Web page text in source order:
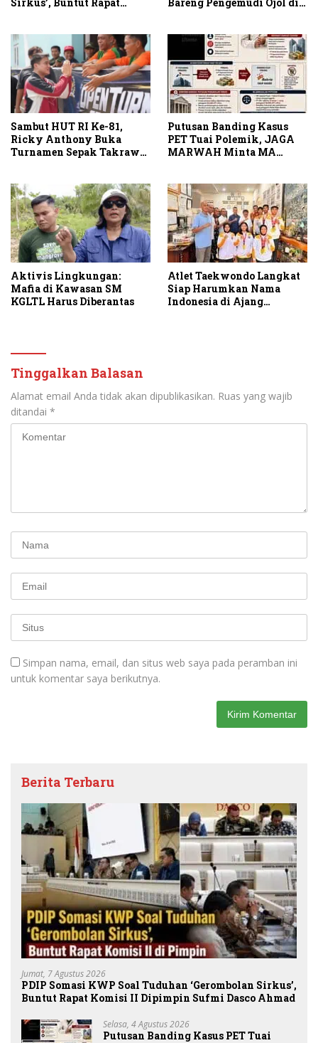
Sambut HUT RI Ke-81,
Ricky Anthony Buka
Turnamen Sepak Takraw
Putusan Banding Kasus
PET Tuai Polemik, JAGA
MARWAH Minta MA
Aktivis Lingkungan:
Mafia di Kawasan SM
KGLTL Harus Diberantas
Atlet Taekwondo Langkat
Siap Harumkan Nama
Indonesia di Ajang
Tinggalkan Balasan
Alamat email Anda tidak akan dipublikasikan. Ruas yang wajib
ditandai *
Simpan nama, email, dan situs web saya pada peramban ini
untuk komentar saya berikutnya.
Berita Terbaru
Jumat, 7 Agustus 2026
PDIP Somasi KWP Soal Tuduhan ‘Gerombolan Sirkus’,
Buntut Rapat Komisi II Dipimpin Sufmi Dasco Ahmad
Selasa, 4 Agustus 2026
Putusan Banding Kasus PET Tuai